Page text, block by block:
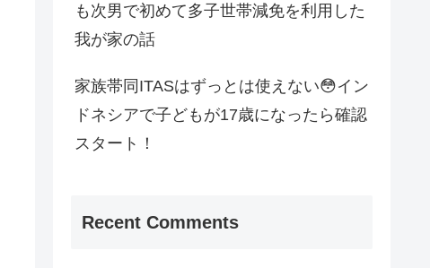
も次男で初めて多子世帯減免を利用した
我が家の話
家族帯同ITASはずっとは使えない😳イン
ドネシアで子どもが17歳になったら確認
スタート！
Recent Comments